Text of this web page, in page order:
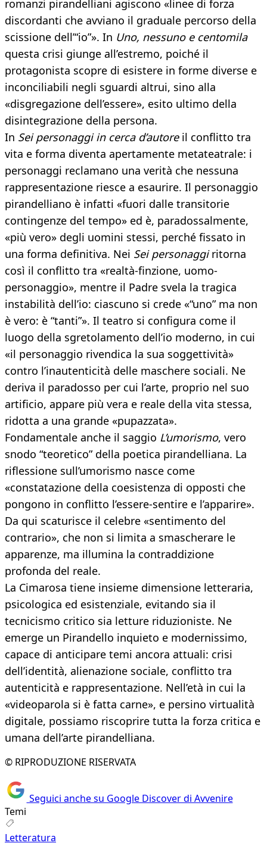
romanzi pirandelliani agiscono «linee di forza
discordanti che avviano il graduale percorso della
scissione dell’“io”». In Uno, nessuno e centomila
questa crisi giunge all’estremo, poiché il
protagonista scopre di esistere in forme diverse e
inconciliabili negli sguardi altrui, sino alla
«disgregazione dell’essere», esito ultimo della
disintegrazione della persona.
In Sei personaggi in cerca d’autoreil conflitto tra
vita e forma diventa apertamente metateatrale: i
personaggi reclamano una verità che nessuna
rappresentazione riesce a esaurire. Il personaggio
pirandelliano è infatti «fuori dalle transitorie
contingenze del tempo» ed è, paradossalmente,
«più vero» degli uomini stessi, perché fissato in
una forma definitiva. Nei Sei personaggiritorna
così il conflitto tra «realtà-finzione, uomo-
personaggio», mentre il Padre svela la tragica
instabilità dell’io: ciascuno si crede «“uno” ma non
è vero: è “tanti”». Il teatro si configura come il
luogo della sgretolamento dell’io moderno, in cui
«il personaggio rivendica la sua soggettività»
contro l’inautenticità delle maschere sociali. Ne
deriva il paradosso per cui l’arte, proprio nel suo
artificio, appare più vera e reale della vita stessa,
ridotta a una grande «pupazzata».
Fondamentale anche il saggio L’umorismo, vero
snodo “teoretico” della poetica pirandelliana. La
riflessione sull’umorismo nasce come
«constatazione della coesistenza di opposti che
pongono in conflitto l’essere-sentire e l’apparire».
Da qui scaturisce il celebre «sentimento del
contrario», che non si limita a smascherare le
apparenze, ma illumina la contraddizione
profonda del reale.
La Cimarosa tiene insieme dimensione letteraria,
psicologica ed esistenziale, evitando sia il
tecnicismo critico sia letture riduzioniste. Ne
emerge un Pirandello inquieto e modernissimo,
capace di anticipare temi ancora attuali: crisi
dell’identità, alienazione sociale, conflitto tra
autenticità e rappresentazione. Nell’età in cui la
«videoparola si è fatta carne», e persino virtualità
digitale, possiamo riscoprire tutta la forza critica e
umana dell’arte pirandelliana.
© RIPRODUZIONE RISERVATA
Seguici anche su Google Discover di Avvenire
Temi
Letteratura